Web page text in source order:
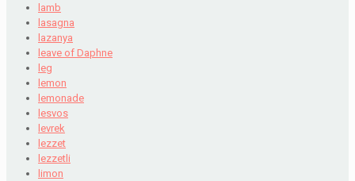
lamb
lasagna
lazanya
leave of Daphne
leg
lemon
lemonade
lesvos
levrek
lezzet
lezzetli
limon